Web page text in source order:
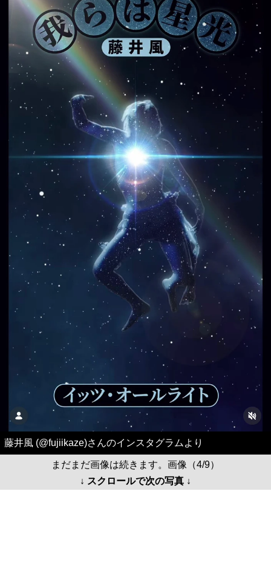
藤井風 (@fujiikaze)さんのインスタグラムより
まだまだ画像は続きます。画像（4/9）
↓ スクロールで次の写真 ↓